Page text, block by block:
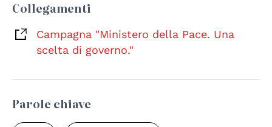
Collegamenti
Campagna "Ministero della Pace. Una
scelta di governo."
Parole chiave